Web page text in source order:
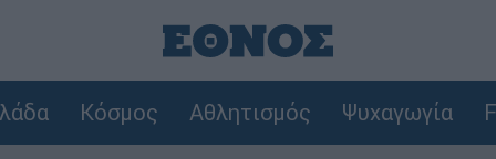
Κόσμος Αθλητισμός Ψυχαγωγία